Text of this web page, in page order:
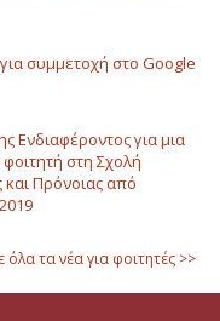
συμμετοχή στο Google
Ενδιαφέροντος για μια
στη Σχολή
Πρόνοιας από
όλα τα νέα για φοιτητές >>